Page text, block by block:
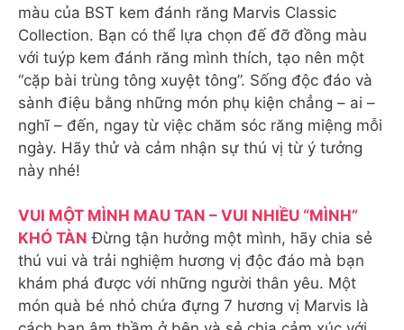
màu của BST kem đánh răng Marvis Classic
Collection. Bạn có thể lựa chọn đế đỡ đồng màu
với tuýp kem đánh răng mình thích, tạo nên một
“cặp bài trùng tông xuyệt tông”. Sống độc đáo và
sành điệu bằng những món phụ kiện chẳng – ai –
nghĩ – đến, ngay từ việc chăm sóc răng miệng mỗi
ngày. Hãy thử và cảm nhận sự thú vị từ ý tưởng
này nhé!
VUI MỘT MÌNH MAU TAN – VUI NHIỀU “MÌNH”
KHÓ TÀN Đừng tận hưởng một mình, hãy chia sẻ
thú vui và trải nghiệm hương vị độc đáo mà bạn
khám phá được với những người thân yêu. Một
món quà bé nhỏ chứa đựng 7 hương vị Marvis là